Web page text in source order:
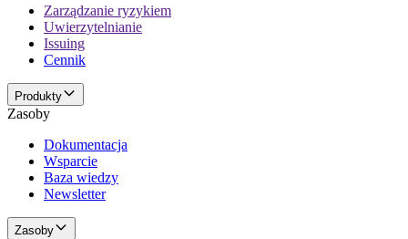
Zarządzanie ryzykiem
Uwierzytelnianie
Issuing
Cennik
Produkty
Zasoby
Dokumentacja
Wsparcie
Baza wiedzy
Newsletter
Zasoby